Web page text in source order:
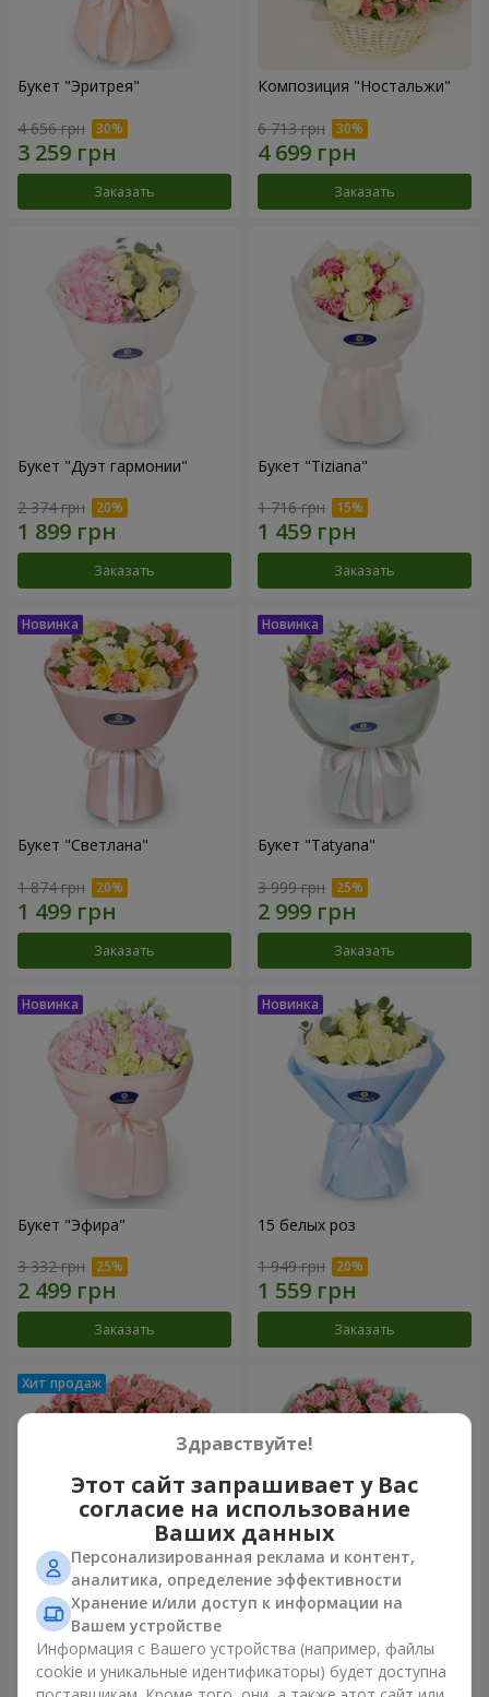
Букет "Эритрея"
4 656 грн
Заказать
Композиция "Ностальжи"
6 713 грн
Заказать
Букет "Дуэт гармонии"
2 374 грн
Заказать
Букет "Tiziana"
1 716 грн
Заказать
Букет "Светлана"
1 874 грн
Заказать
Букет "Tatyana"
3 999 грн
Заказать
Букет "Эфира"
3 332 грн
Заказать
15 белых роз
1 949 грн
Заказать
Цветы в коробке "Розовый
оазис"
2 824 грн
Композиция "Баллада о
маме"
2 249 грн
Здравствуйте!
Этот сайт запрашивает у Вас
согласие на использование
Ваших данных
Персонализированная реклама и контент,
аналитика, определение эффективности
Хранение и/или доступ к информации на
Вашем устройстве
Информация с Вашего устройства (например, файлы
cookie и уникальные идентификаторы) будет доступна